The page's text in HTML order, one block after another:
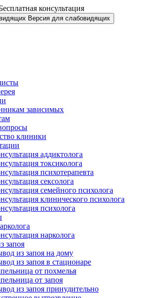
консультация
Версия для слабовидящих
зависимых
клиники
аддиктолога
токсиколога
психотерапевта
сексолога
семейного психолога
клинического психолога
психолога
нарколога
запоя
из запоя на дому
из запоя в стационаре
от похмелья
от запоя
из запоя принудительно